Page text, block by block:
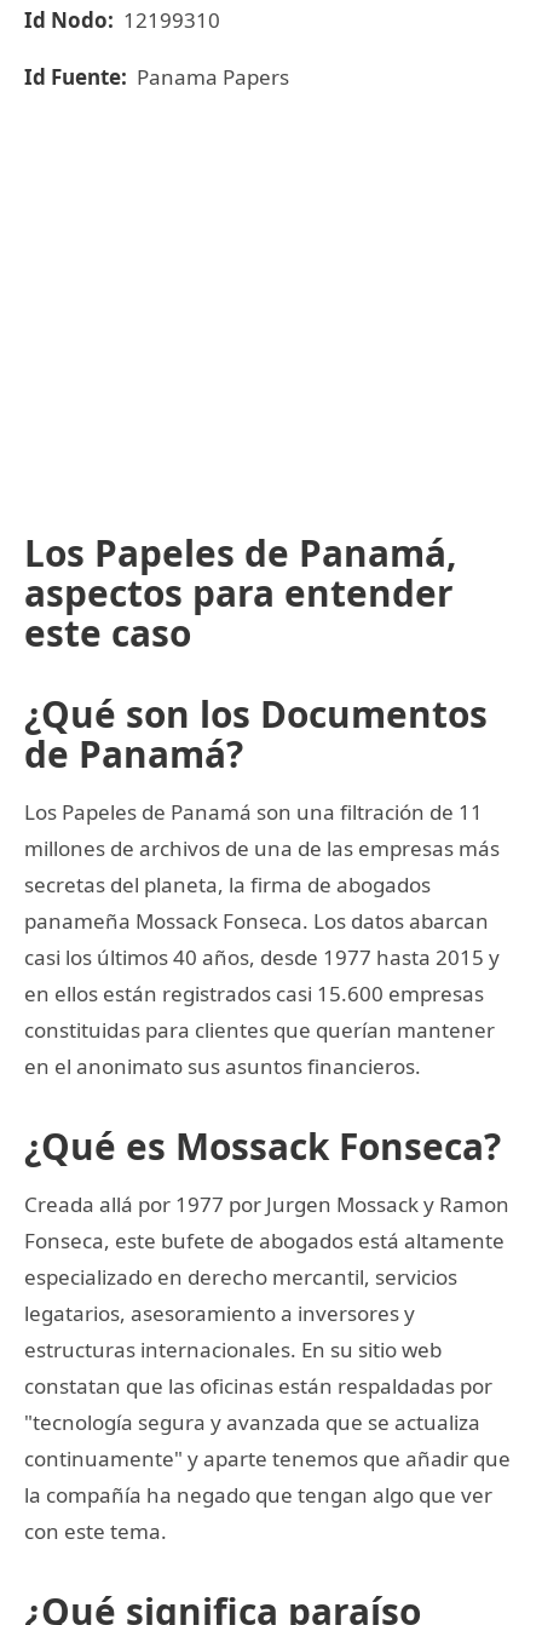
Id Nodo: 12199310
Id Fuente: Panama Papers
Los Papeles de Panamá,
aspectos para entender
este caso
¿Qué son los Documentos
de Panamá?
Los Papeles de Panamá son una filtración de 11
millones de archivos de una de las empresas más
secretas del planeta, la firma de abogados
panameña Mossack Fonseca. Los datos abarcan
casi los últimos 40 años, desde 1977 hasta 2015 y
en ellos están registrados casi 15.600 empresas
constituidas para clientes que querían mantener
en el anonimato sus asuntos financieros.
¿Qué es Mossack Fonseca?
Creada allá por 1977 por Jurgen Mossack y Ramon
Fonseca, este bufete de abogados está altamente
especializado en derecho mercantil, servicios
legatarios, asesoramiento a inversores y
estructuras internacionales. En su sitio web
constatan que las oficinas están respaldadas por
"tecnología segura y avanzada que se actualiza
continuamente" y aparte tenemos que añadir que
la compañía ha negado que tengan algo que ver
con este tema.
¿Qué significa paraíso